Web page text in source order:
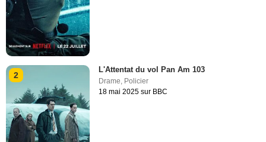
2
L'Attentat du vol Pan Am 103
Drame, Policier
18 mai 2025 sur BBC